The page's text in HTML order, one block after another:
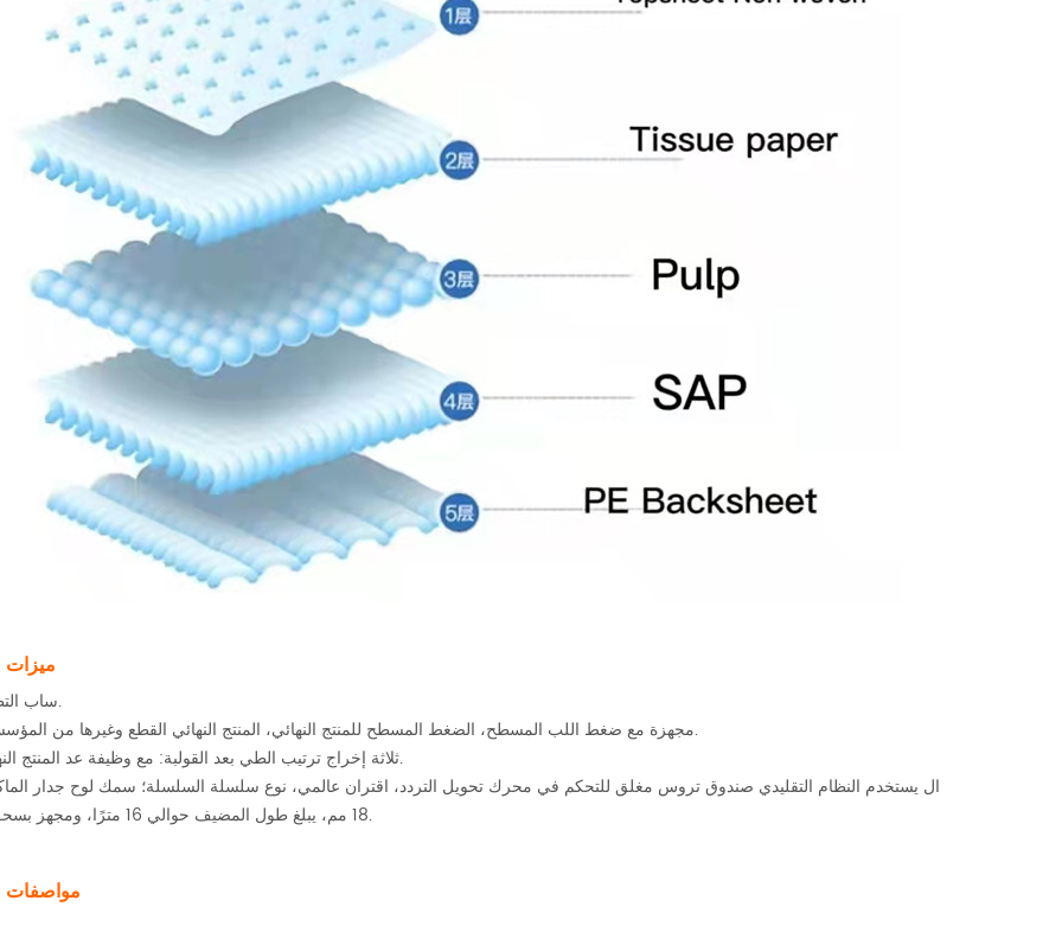
ميزات
1. ساب التطبيق.
2. مجهزة معضغط اللب المسطح، الضغط المسطح للمنتج النهائي، المنتج النهائي القطع وغيرها من المؤسسات.
3. ثلاثة إخراج ترتيب الطي بعد القولبة: مع وظيفة عد المنتج النهائي.
18 مم، يبلغ طول المضيف حوالي 16 مترًا، ومجهز بسحق قوي.
مواصفات